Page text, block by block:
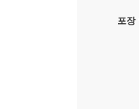
포장